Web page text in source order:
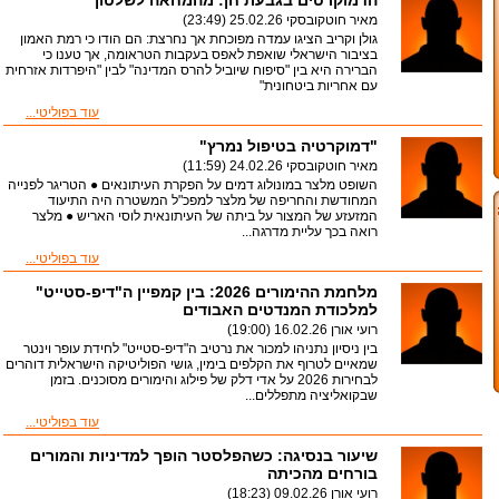
מאיר חוטקובסקי 25.02.26 (23:49)
גולן וקריב הציגו עמדה מפוכחת אך נחרצת: הם הודו כי רמת האמון
בציבור הישראלי שואפת לאפס בעקבות הטראומה, אך טענו כי
הברירה היא בין "סיפוח שיוביל להרס המדינה" לבין "היפרדות אזרחית
עם אחריות ביטחונית"
עוד בפוליטי...
"דמוקרטיה בטיפול נמרץ"
מאיר חוטקובסקי 24.02.26 (11:59)
השופט מלצר במונולוג דמים על הפקרת העיתונאים ● הטריגר לפנייה
המחודשת והחריפה של מלצר למפכ"ל המשטרה היה התיעוד
המזעזע של המצור על ביתה של העיתונאית לוסי האריש ● מלצר
רואה בכך עליית מדרגה...
עוד בפוליטי...
מלחמת ההימורים 2026: בין קמפיין ה"דיפ-סטייט"
למלכודת המנדטים האבודים
רועי אורן 16.02.26 (19:00)
בין ניסיון נתניהו למכור את נרטיב ה"דיפ-סטייט" לחידת עופר וינטר
שמאיים לטרוף את הקלפים בימין, גושי הפוליטיקה הישראלית דוהרים
לבחירות 2026 על אדי דלק של פילוג והימורים מסוכנים. בזמן
שבקואליציה מתפללים...
עוד בפוליטי...
שיעור בנסיגה: כשהפלסטר הופך למדיניות והמורים
בורחים מהכיתה
רועי אורן 09.02.26 (18:23)